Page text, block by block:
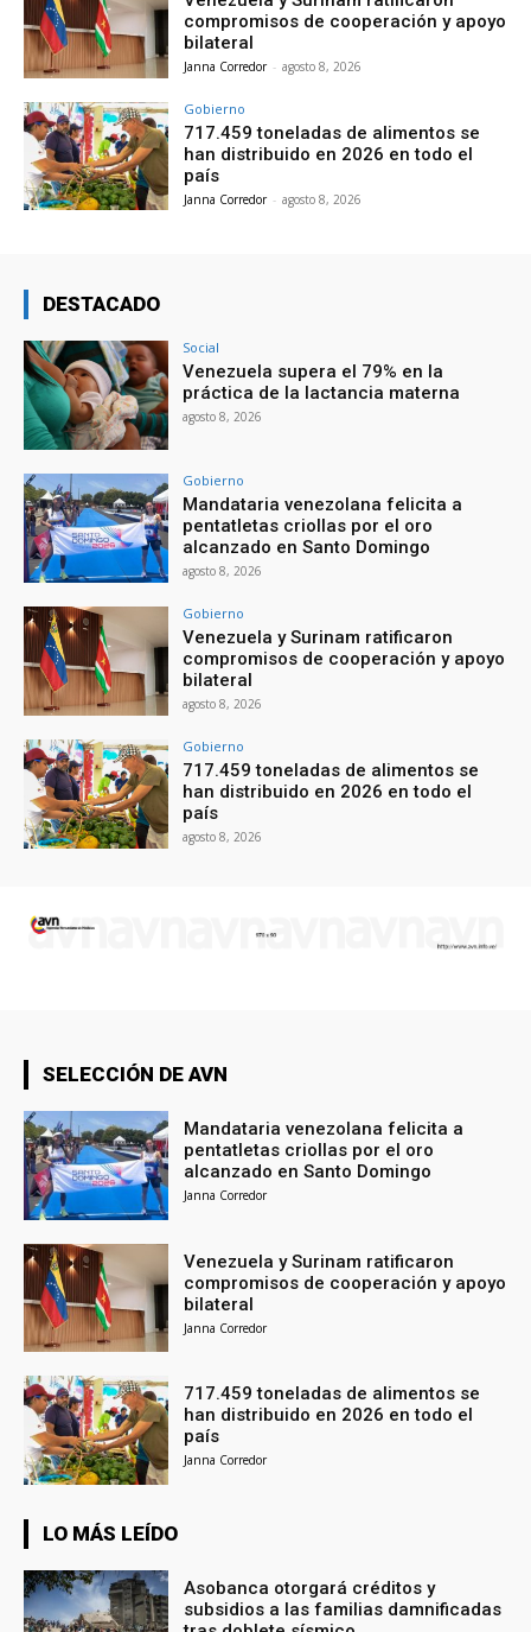
compromisos de cooperación y apoyo
bilateral
Janna Corredor - agosto 8, 2026
Gobierno
717.459 toneladas de alimentos se
han distribuido en 2026 en todo el
país
Janna Corredor - agosto 8, 2026
DESTACADO
Social
Venezuela supera el 79% en la
práctica de la lactancia materna
agosto 8, 2026
Gobierno
Mandataria venezolana felicita a
pentatletas criollas por el oro
alcanzado en Santo Domingo
agosto 8, 2026
Gobierno
Venezuela y Surinam ratificaron
compromisos de cooperación y apoyo
bilateral
agosto 8, 2026
Gobierno
717.459 toneladas de alimentos se
han distribuido en 2026 en todo el
país
agosto 8, 2026
SELECCIÓN DE AVN
Mandataria venezolana felicita a
pentatletas criollas por el oro
alcanzado en Santo Domingo
Janna Corredor
Venezuela y Surinam ratificaron
compromisos de cooperación y apoyo
bilateral
Janna Corredor
717.459 toneladas de alimentos se
han distribuido en 2026 en todo el
país
Janna Corredor
LO MÁS LEÍDO
Asobanca otorgará créditos y
subsidios a las familias damnificadas